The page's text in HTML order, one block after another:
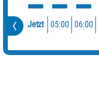
Jetzt 05:00 06:00